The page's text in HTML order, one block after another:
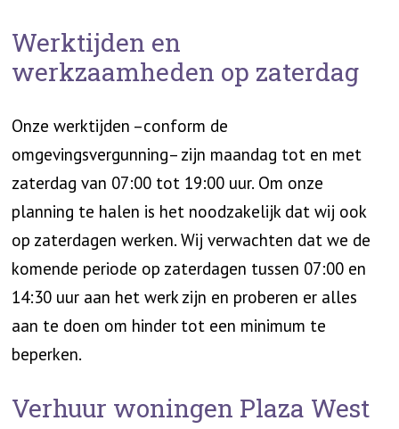
Werktijden en
werkzaamheden op zaterdag
Onze werktijden –conform de
omgevingsvergunning– zijn maandag tot en met
zaterdag van 07:00 tot 19:00 uur. Om onze
planning te halen is het noodzakelijk dat wij ook
op zaterdagen werken. Wij verwachten dat we de
komende periode op zaterdagen tussen 07:00 en
14:30 uur aan het werk zijn en proberen er alles
aan te doen om hinder tot een minimum te
beperken.
Verhuur woningen Plaza West